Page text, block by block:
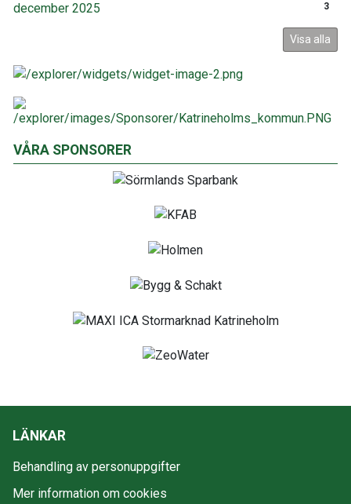
december 2025 3
Visa alla
VÅRA SPONSORER
LÄNKAR
Behandling av personuppgifter
Mer information om cookies